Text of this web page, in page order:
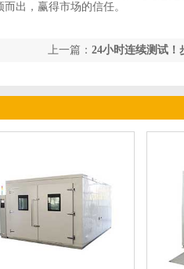
出，赢得市场的信任。
上一篇： 24小时连续测试！